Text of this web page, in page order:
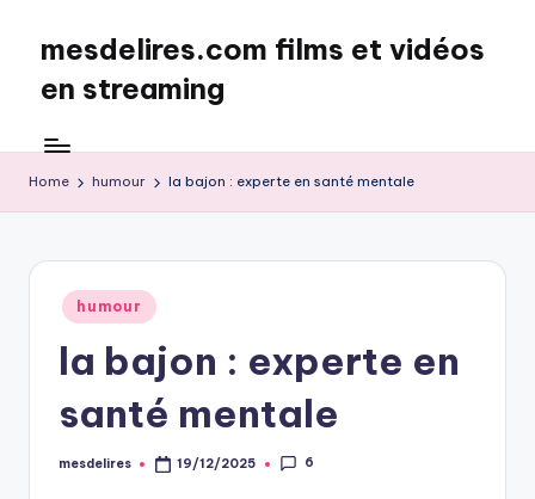
content
mesdelires.com films et vidéos
en streaming
:
film
et
complet
français
Home humour la bajon : experte en santé mentale
Posted
in
humour
la bajon : experte en
santé mentale
Posted
mesdelires 19/12/2025 6